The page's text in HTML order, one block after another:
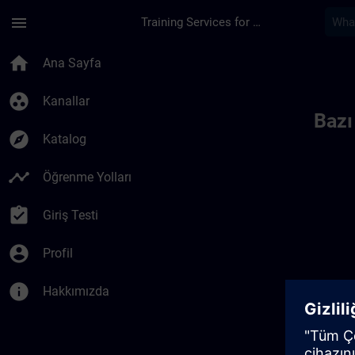
menu Training Services for Digital Industries
home Ana Sayfa
group_work Kanallar
explore Katalog
timeline Öğrenme Yolları
assignment_turned_in Giriş Testi
account_circle Profil
info Hakkımızda